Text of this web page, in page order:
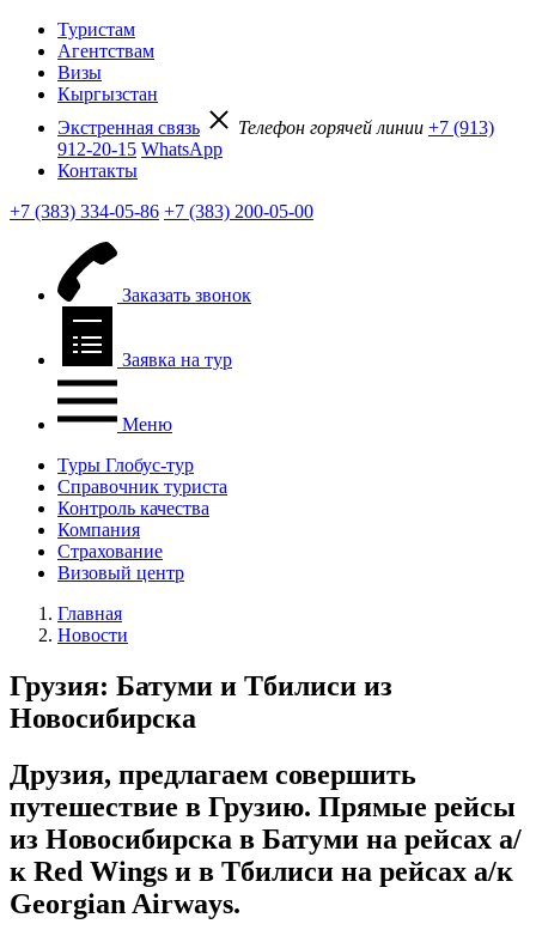
Туристам
Агентствам
Визы
Кыргызстан
Экстренная связь
Телефон горячей линии +7 (913)
912-20-15 WhatsApp
Контакты
+7 (383) 334-05-86 +7 (383) 200-05-00
Заказать звонок
Заявка на тур
Меню
Туры Глобус-тур
Справочник туриста
Контроль качества
Компания
Страхование
Визовый центр
Главная
Новости
Грузия: Батуми и Тбилиси из
Новосибирска
Друзия, предлагаем совершить
путешествие в Грузию. Прямые рейсы
из Новосибирска в Батуми на рейсах а/
к Red Wings и в Тбилиси на рейсах а/к
Georgian Airways.